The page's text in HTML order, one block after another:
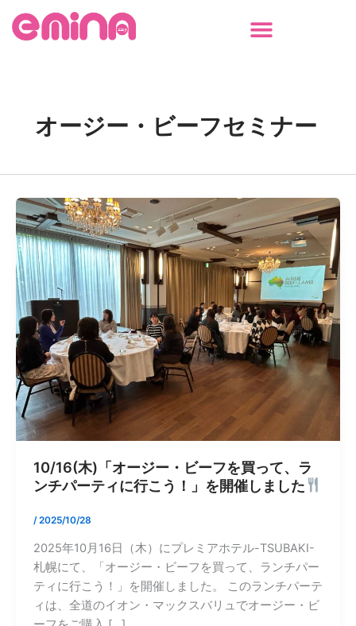
オージー・ビーフセミナー
10/16(木)「オージー・ビーフを買って、ラ
ンチパーティに行こう！」を開催しました
/2025/10/28
2025年10月16日（木）にプレミアホテル-TSUBAKI-
札幌にて、「オージー・ビーフを買って、ランチパー
ティに行こう！」を開催しました。 このランチパーテ
ィは、全道のイオン・マックスバリュでオージー・ビ